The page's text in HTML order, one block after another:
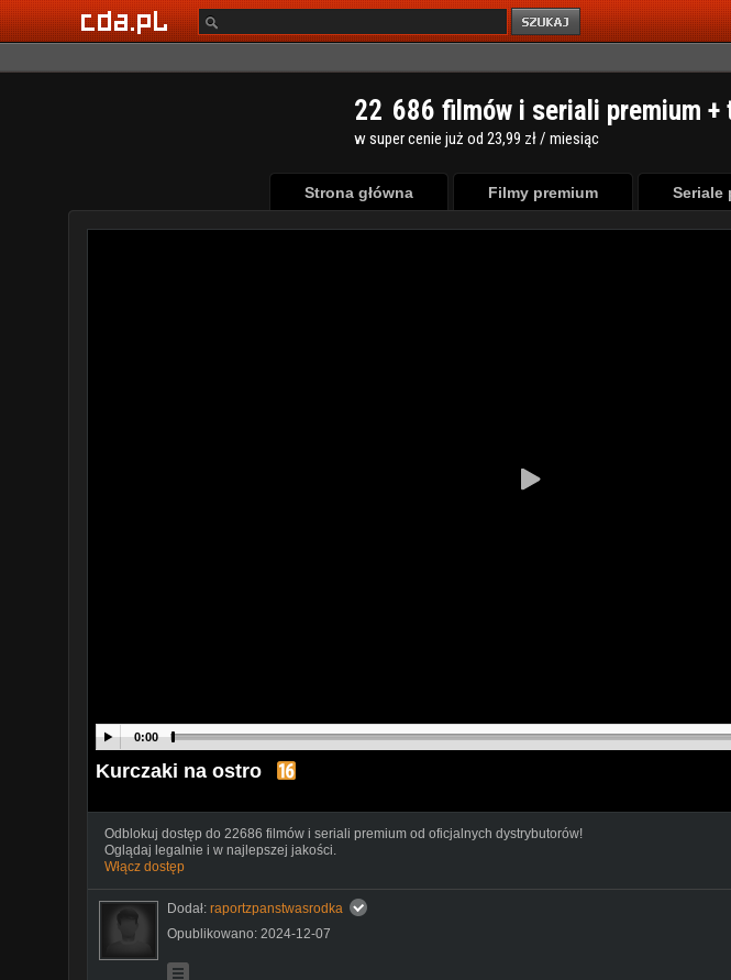
22 686 filmów i seriali premium +
w super cenie już od 23,99 zł / miesiąc
Strona główna Filmy premium Seriale
0:00
Kurczaki na ostro
Odblokuj dostęp do 22686 filmów i seriali premium od oficjalnych dystrybutorów!
Oglądaj legalnie i w najlepszej jakości.
Włącz dostęp
Dodał: raportzpanstwasrodka
Opublikowano: 2024-12-07